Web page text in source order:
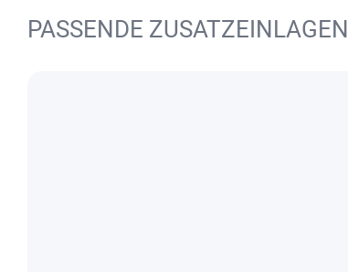
PASSENDE ZUSATZEINLAGEN